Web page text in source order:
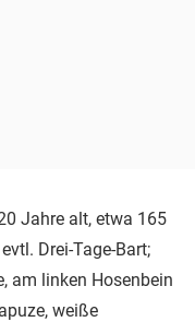
Jahre alt, etwa 165
Drei-Tage-Bart;
am linken Hosenbein
weiße